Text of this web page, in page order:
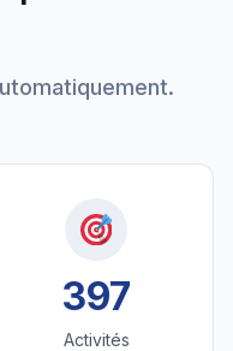
397
Activités